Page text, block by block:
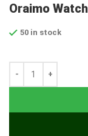
Oraimo
50 in stock